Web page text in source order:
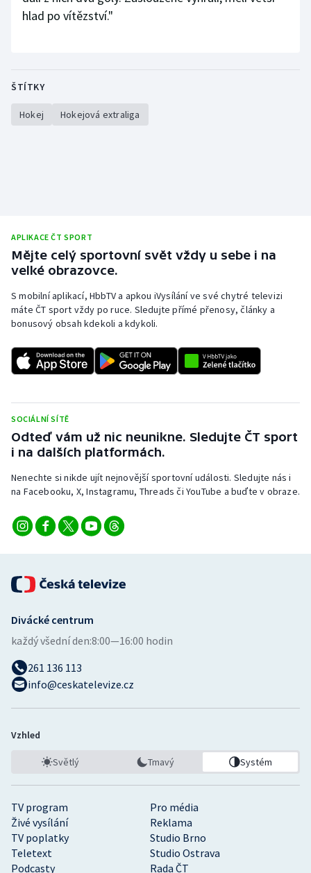
hlad po vítězství."
ŠTÍTKY
Hokej Hokejová extraliga
APLIKACE ČT SPORT
Mějte celý sportovní svět vždy u sebe i na
velké obrazovce.
S mobilní aplikací, HbbTV a apkou iVysílání ve své chytré televizi
máte ČT sport vždy po ruce. Sledujte přímé přenosy, články a
bonusový obsah kdekoli a kdykoli.
SOCIÁLNÍ SÍTĚ
Odteď vám už nic neunikne. Sledujte ČT sport
i na dalších platformách.
Nenechte si nikde ujít nejnovější sportovní události. Sledujte nás i
na Facebooku, X, Instagramu, Threads či YouTube a buďte v obraze.
TV program
Pro média
Živé vysílání
Reklama
TV poplatky
Studio Brno
Teletext
Studio Ostrava
Podcasty
Rada ČT
Divácké centrum
každý všední den:8:00—16:00 hodin
261 136 113
info@ceskatelevize.cz
Vzhled
Světlý Tmavý Systém